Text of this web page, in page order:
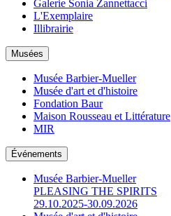
Galerie Sonia Zannettacci
L'Exemplaire
Illibrairie
Musées
Musée Barbier-Mueller
Musée d'art et d'histoire
Fondation Baur
Maison Rousseau et Littérature
MIR
Événements
Musée Barbier-Mueller
PLEASING THE SPIRITS
29.10.2025-30.09.2026